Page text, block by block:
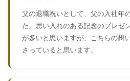
父の退職祝いとして、父の入社年
た。思い入れのある記念のプレゼ
が多いと思いますが、こちらの想
さっていると思います。